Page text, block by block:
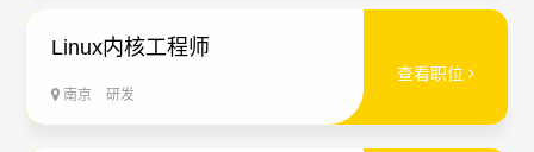
Linux内核工程师
南京 研发
查看职位